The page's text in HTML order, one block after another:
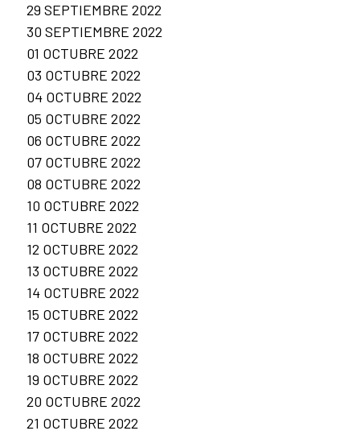
29 SEPTIEMBRE 2022
30 SEPTIEMBRE 2022
01 OCTUBRE 2022
03 OCTUBRE 2022
04 OCTUBRE 2022
05 OCTUBRE 2022
06 OCTUBRE 2022
07 OCTUBRE 2022
08 OCTUBRE 2022
10 OCTUBRE 2022
11 OCTUBRE 2022
12 OCTUBRE 2022
13 OCTUBRE 2022
14 OCTUBRE 2022
15 OCTUBRE 2022
17 OCTUBRE 2022
18 OCTUBRE 2022
19 OCTUBRE 2022
20 OCTUBRE 2022
21 OCTUBRE 2022